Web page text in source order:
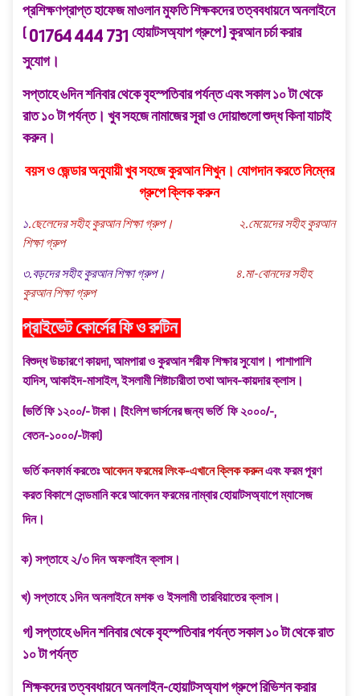
প্রশিক্ষণপ্রাপ্ত হাফেজ মাওলান মুফতি শিক্ষকদের তত্ববধায়নে অনলাইনে
( 01764 444 731 হোয়াটসঅ্যাপ গ্রুপে ) কুরআন চর্চা করার
সুযোগ।
সপ্তাহে ৬দিন শনিবার থেকে বৃহস্পতিবার পর্যন্ত এবং সকাল ১০ টা থেকে
রাত ১০ টা পর্যন্ত। খুব সহজে নামাজের সূরা ও দোয়াগুলো শুদ্ধ কিনা যাচাই
করুন।
বয়স ও জেন্ডার অনুযায়ী খুব সহজে কুরআন শিখুন। যোগদান করতে নিম্নের
গ্রুপে ক্লিক করুন
১.ছেলেদের সহীহ কুরআন শিক্ষা গ্রুপ।
২.মেয়েদের সহীহ কুরআন
শিক্ষা গ্রুপ
৩.বড়দের সহীহ কুরআন শিক্ষা গ্রুপ।
৪.মা-বোনদের সহীহ
কুরআন শিক্ষা গ্রুপ
প্রাইভেট কোর্সের ফি ও রুটিন
বিশুদ্ধ উচ্চারণে কায়দা, আমপারা ও কুরআন শরীফ শিক্ষার সুযোগ। পাশাপাশি
হাদিস, আকাইদ-মাসাইল, ইসলামী শিষ্টাচারীতা তথা আদব-কায়দার ক্লাস।
(ভর্তি ফি ১২০০/- টাকা। (ইংলিশ ভার্সনের জন্য ভর্তি ফি ২০০০/-,
বেতন-১০০০/-টাকা)
ভর্তি কনফার্ম করতেঃআবেদন ফরমের লিংক-এখানে ক্লিক করুনএবং ফরম পূরণ
করত বিকাশে সেন্ডমানি করে আবেদন ফরমের নাম্বার হোয়াটসঅ্যাপে ম্যাসেজ
দিন।
ক) সপ্তাহে ২/৩ দিন অফলাইন ক্লাস।
খ) সপ্তাহে ১দিন অনলাইনে মশক ও ইসলামী তারবিয়াতের ক্লাস।
গ) সপ্তাহে ৬দিন শনিবার থেকে বৃহস্পতিবার পর্যন্ত সকাল ১০ টা থেকে রাত
১০ টা পর্যন্ত
শিক্ষকদের তত্ববধায়নে অনলাইন-হোয়াটসঅ্যাপ গ্রুপে রিভিশন করার